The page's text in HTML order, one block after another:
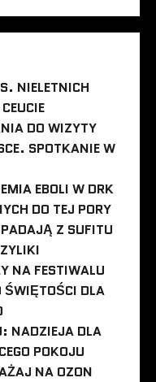
NIELETNICH
DO WIZYTY
SPOTKANIE W
EBOLI W DRK
DO TEJ PORY
Z SUFITU
NA FESTIWALU
ŚWIĘTOŚCI DLA
NADZIEJA DLA
POKOJU
NA OZON